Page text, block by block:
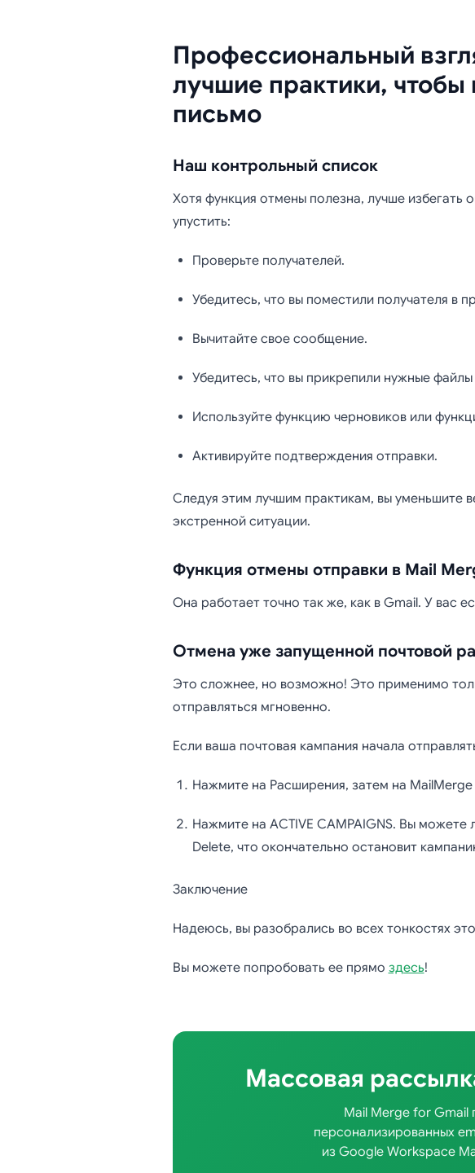
Профессиональный
лучшие практики, чтобы
письмо
Наш контрольный список
Хотя функция отмены полезна, лучше избегать
упустить:
Проверьте получателей.
Убедитесь, что вы поместили получателя в
Вычитайте свое сообщение.
Убедитесь, что вы прикрепили нужные
Используйте функцию черновиков или
Активируйте подтверждения отправки.
Следуя этим лучшим практикам, вы уменьшите
экстренной ситуации.
Функция отмены отправки в Mail
Она работает точно так же, как в Gmail. У вас
Отмена уже запущенной почтовой
Это сложнее, но возможно! Это применимо
отправляться мгновенно.
Если ваша почтовая кампания начала
Нажмите на Расширения, затем на
Нажмите на ACTIVE CAMPAIGNS. Вы можете
Delete, что окончательно остановит
Заключение
Надеюсь, вы разобрались во всех тонкостях
Вы можете попробовать ее прямо здесь!
Массовая
Mail Merge for Gmail
персонализированных
из Google Workspace